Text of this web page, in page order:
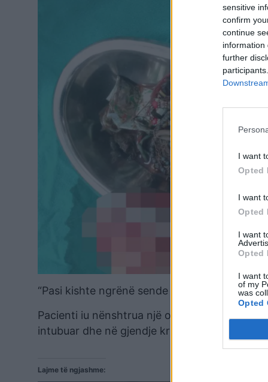
sensitive
confirm
continue
information
further
I want
Opted
I want
Opted
I want
Opted
I want
of my
was
Opted
“Pasi kishte ngrënë sende të mprehta,
Pacienti iu nënshtrua një operacioni
intubuar dhe në gjendje kritike për jetën./
Lajme të ngjashme: